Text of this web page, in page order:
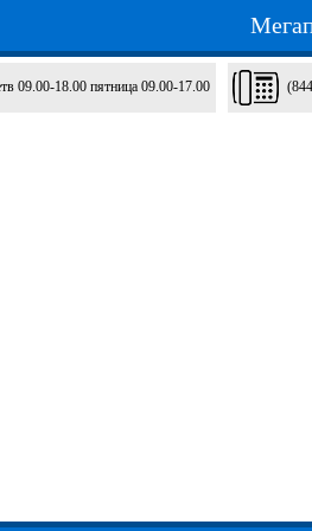
09.00-18.00 пятница 09.00-17.00